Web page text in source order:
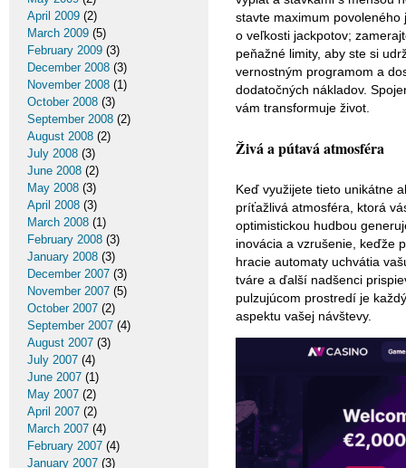
stavte maximum
o veľkosti jackpotov;
peňažné limity, aby ste si
vernostným programom a
dodatočných nákladov.
vám transformuje život.
Živá a pútavá atmosféra
Keď využijete tieto unikátne
príťažlivá atmosféra, ktorá
optimistickou hudbou
inovácia a vzrušenie, keďže
hracie automaty uchvátia
tváre a ďalší nadšenci
pulzujúcom prostredí je
aspektu vašej návštevy.
April 2009 (2)
March 2009 (5)
February 2009 (3)
December 2008 (3)
November 2008 (1)
October 2008 (3)
September 2008 (2)
August 2008 (2)
July 2008 (3)
June 2008 (2)
May 2008 (3)
April 2008 (3)
March 2008 (1)
February 2008 (3)
January 2008 (3)
December 2007 (3)
November 2007 (5)
October 2007 (2)
September 2007 (4)
August 2007 (3)
July 2007 (4)
June 2007 (1)
May 2007 (2)
April 2007 (2)
March 2007 (4)
February 2007 (4)
January 2007 (3)